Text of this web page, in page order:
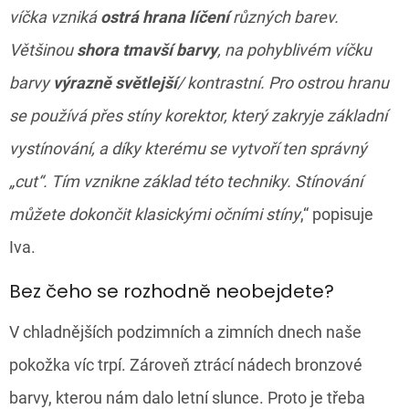
víčka vznikáostrá hrana líčenírůzných barev.
Většinoushora tmavší barvy, na pohyblivém víčku
barvyvýrazně světlejší/ kontrastní. Pro ostrou hranu
se používá přes stíny korektor, který zakryje základní
vystínování, a díky kterému se vytvoří ten správný
„cut“. Tím vznikne základ této techniky. Stínování
můžete dokončit klasickými očními stíny,“ popisuje
Iva.
Bez čeho se rozhodně neobejdete?
V chladnějších podzimních a zimních dnech naše
pokožka víc trpí. Zároveň ztrácí nádech bronzové
barvy, kterou nám dalo letní slunce. Proto je třeba